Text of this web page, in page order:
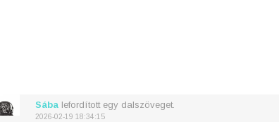
Sábalefordított egy dalszöveget.
2026-02-19 18:34:15